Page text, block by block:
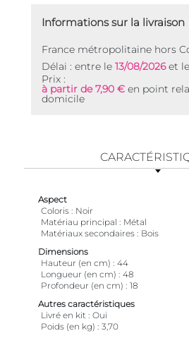
Informations sur la livraison
France métropolitaine hors
Délai : entre le 13/08/2026et le
Prix :
à partir de 7,90 € en point
domicile
Aspect
Coloris
Noir
Matériau principal
Métal
Matériaux secondaires
Bois
Dimensions
Hauteur (en cm)
44
Longueur (en cm)
48
Profondeur (en cm)
18
Autres caractéristiques
Livré en kit Oui
Poids (en kg)
3,70